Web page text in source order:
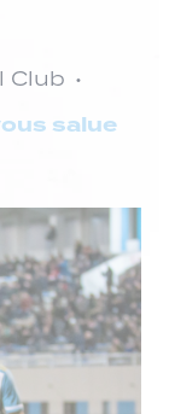
Club
salue